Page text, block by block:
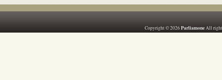
Copyright © 2026ParliamoneAll